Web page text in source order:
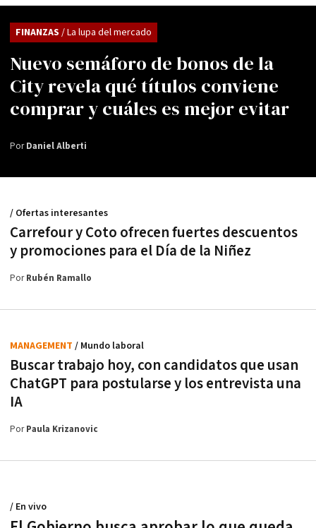
Nuevo semáforo de bonos de la
City revela qué títulos conviene
comprar y cuáles es mejor evitar
FINANZAS / La lupa del mercado
PorDaniel Alberti
Carrefour y Coto ofrecen fuertes descuentos
y promociones para el Día de la Niñez
/ Ofertas interesantes
PorRubén Ramallo
Buscar trabajo hoy, con candidatos que usan
ChatGPT para postularse y los entrevista una
IA
MANAGEMENT / Mundo laboral
PorPaula Krizanovic
/ En vivo